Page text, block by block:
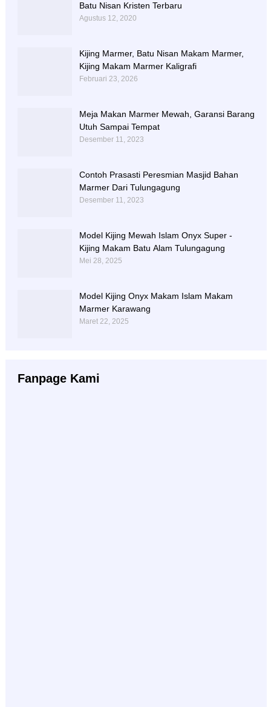
Batu Nisan Kristen Terbaru
Agustus 12, 2020
Kijing Marmer, Batu Nisan Makam Marmer,
Kijing Makam Marmer Kaligrafi
Februari 23, 2026
Meja Makan Marmer Mewah, Garansi Barang
Utuh Sampai Tempat
Desember 11, 2023
Contoh Prasasti Peresmian Masjid Bahan
Marmer Dari Tulungagung
Desember 11, 2023
Model Kijing Mewah Islam Onyx Super -
Kijing Makam Batu Alam Tulungagung
Mei 28, 2025
Model Kijing Onyx Makam Islam Makam
Marmer Karawang
Maret 22, 2025
Fanpage Kami